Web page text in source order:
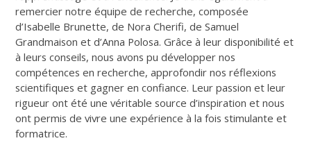
remercier notre équipe de recherche, composée
d’Isabelle Brunette, de Nora Cherifi, de Samuel
Grandmaison et d’Anna Polosa. Grâce à leur disponibilité et
à leurs conseils, nous avons pu développer nos
compétences en recherche, approfondir nos réflexions
scientifiques et gagner en confiance. Leur passion et leur
rigueur ont été une véritable source d’inspiration et nous
ont permis de vivre une expérience à la fois stimulante et
formatrice.